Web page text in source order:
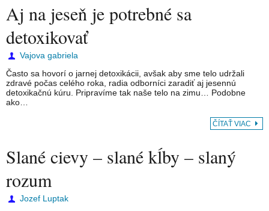
Aj na jeseň je potrebné sa
detoxikovať
Vajova gabriela
Často sa hovorí o jarnej detoxikácii, avšak aby sme telo udržali
zdravé počas celého roka, radia odborníci zaradiť aj jesennú
detoxikačnú kúru. Pripravíme tak naše telo na zimu… Podobne
ako…
ČÍTAŤ VIAC
Slané cievy – slané kĺby – slaný
rozum
Jozef Luptak